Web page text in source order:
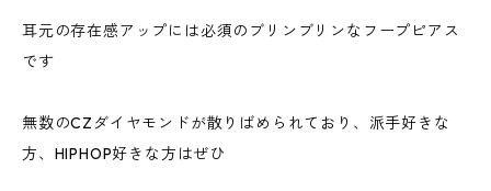
耳元の存在感アップには必須のブリンブリンなフープピアス
です
無数のCZダイヤモンドが散りばめられており、派手好きな
方、HIPHOP好きな方はぜひ